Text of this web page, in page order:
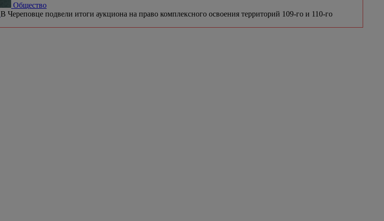
Общество
В Череповце подвели итоги аукциона на право комплексного освоения территорий 109-го и 110-го